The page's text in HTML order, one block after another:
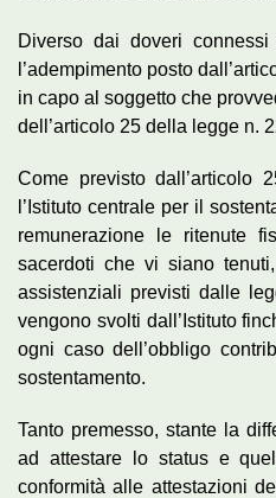
Diverso dai doveri
l’adempimento posto
in capo al soggetto che
dell’articolo 25 della legge n.
Come previsto dall’articolo
l’Istituto centrale per il
remunerazione le ritenute
sacerdoti che vi siano
assistenziali previsti dalle
vengono svolti dall’Istituto
ogni caso dell’obbligo
sostentamento.
Tanto premesso, stante la
ad attestare lo status e
conformità alle attestazioni